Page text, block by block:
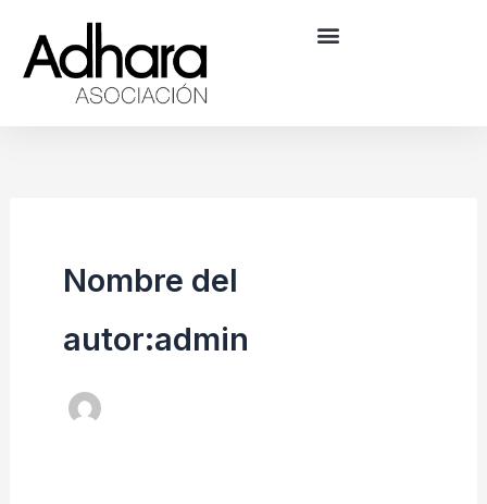
contenido
Nombre del
autor:admin